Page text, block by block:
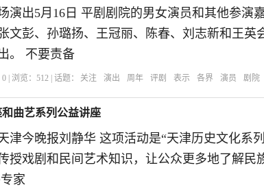
演出5月16日 平剧剧院的男女演员和其他参演
文彭、孙璐扬、王冠丽、陈春、刘志新和王英
。 不要责备
0 | 浏览： 512 | 话题： 关注 演出 周年 评剧 表示 各界 演员 剧院
曲艺系列公益讲座
津今晚报刘静华 这项活动是“天津历史文化系
授戏剧和民间艺术知识，让公众更多地了解民
家